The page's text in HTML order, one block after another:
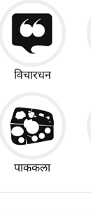
विचारधन
पाककला